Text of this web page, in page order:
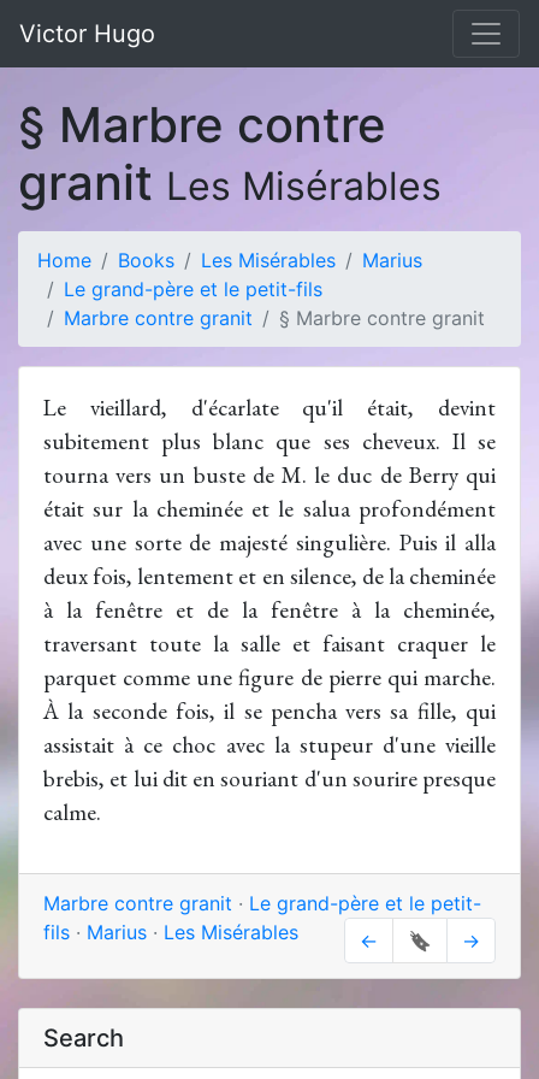
Victor Hugo
§ Marbre contre
granit Les Misérables
Home Books Les Misérables
Marius
Le grand-père et le petit-fils
Marbre contre granit
§ Marbre contre granit
Le vieillard, d'écarlate qu'il était, devint
subitement plus blanc que ses cheveux. Il se
tourna vers un buste de M. le duc de Berry qui
était sur la cheminée et le salua profondément
avec une sorte de majesté singulière. Puis il alla
deux fois, lentement et en silence, de la cheminée
à la fenêtre et de la fenêtre à la cheminée,
traversant toute la salle et faisant craquer le
parquet comme une figure de pierre qui marche.
À la seconde fois, il se pencha vers sa fille, qui
assistait à ce choc avec la stupeur d'une vieille
brebis, et lui dit en souriant d'un sourire presque
calme.
Marbre contre granit · Le grand-père et le petit-
fils · Marius · Les Misérables ← 🔖 →
Search